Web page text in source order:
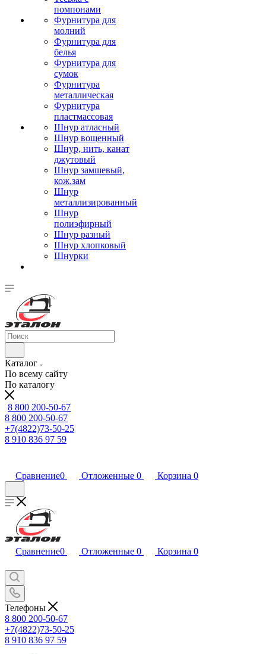
помпонами
Фурнитура для
молний
Фурнитура для
белья
Фурнитура для
сумок
Фурнитура
металлическая
Фурнитура
пластмассовая
Шнур атласный
Шнур вощенный
Шнур, нить, канат
джутовый
Шнур замшевый,
кож.зам
Шнур
металлизированный
Шнур
полиэфирный
Шнур разный
Шнур хлопковый
Шнурки
Каталог
По всему сайту
По каталогу
8 800 200-50-67
8 800 200-50-67
+7(4822)73-50-25
8 910 836 97 59
Сравнение0 Отложенные 0 Корзина 0
Сравнение0 Отложенные 0 Корзина 0
Телефоны
8 800 200-50-67
+7(4822)73-50-25
8 910 836 97 59